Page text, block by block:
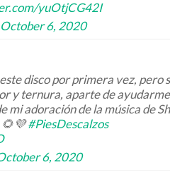
yuOtjCG42I
October 6, 2020
disco por primera vez, pero
y ternura, aparte de
mi adoración de la música de
🌻💜#PiesDescalzos
6, 2020